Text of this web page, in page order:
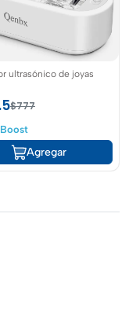
ultrasónico de joyas
$777
Boost
Agregar